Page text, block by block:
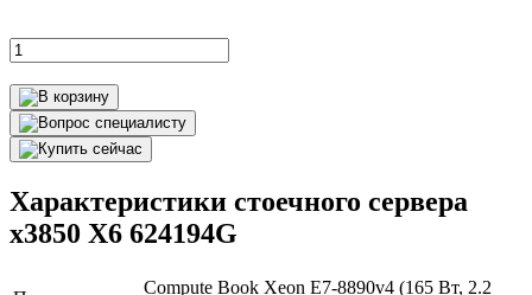
Характеристики стоечного сервера
x3850 X6 624194G
Compute Book Xeon E7-8890v4 (165 Вт, 2.2